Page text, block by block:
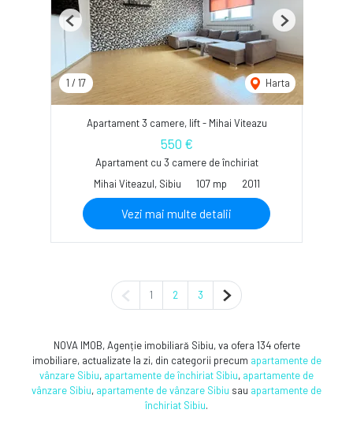
1 / 17 Harta
Previous Next
Apartament 3 camere, lift - Mihai Viteazu
550 €
Apartament cu 3 camere de închiriat
Mihai Viteazul, Sibiu
107 mp 2011
Vezi mai multe detalii
Pagina anterioară
1 2 3 Pagina următoare
NOVA IMOB, Agenție imobiliară Sibiu, va ofera 134 oferte
imobiliare, actualizate la zi, din categorii precum apartamente de
vânzare Sibiu, apartamente de închiriat Sibiu, apartamente de
vânzare Sibiu, apartamente de vânzare Sibiu sau apartamente de
închiriat Sibiu.